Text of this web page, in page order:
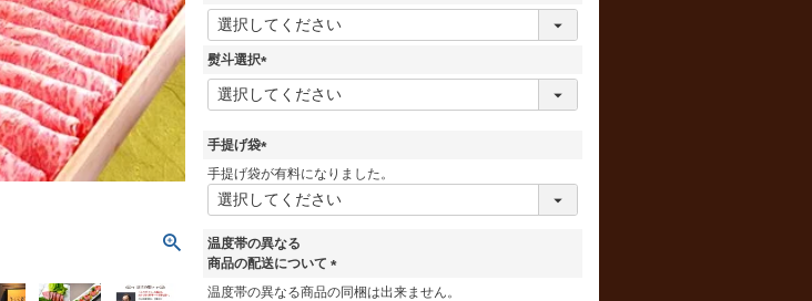
(
必
熨斗選択
(
必
)
手提げ袋
(
必
須
手提げ袋が有料になりました。
温度帯の異なる
商品の配送について
(
温度帯の異なる商品の同梱は出来ません。